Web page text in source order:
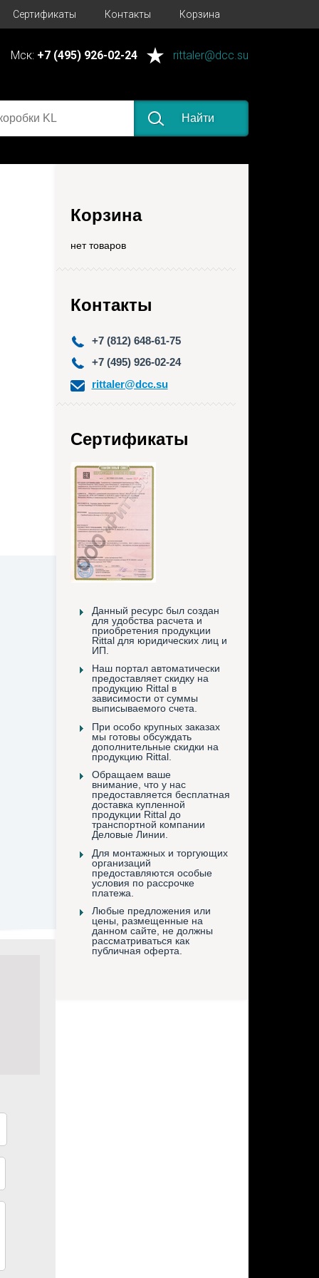
Сертификаты Контакты Корзина
Мск: +7 (495) 926-02-24 rittaler@dcc.su
Найти
Корзина
нет товаров
Контакты
+7 (812) 648-61-75
+7 (495) 926-02-24
rittaler@dcc.su
Сертификаты
Данный ресурс был создан
для удобства расчета и
приобретения продукции
Rittal для юридических лиц и
ИП.
Наш портал автоматически
предоставляет скидку на
продукцию Rittal в
зависимости от суммы
выписываемого счета.
При особо крупных заказах
мы готовы обсуждать
дополнительные скидки на
продукцию Rittal.
Обращаем ваше
внимание, что у нас
предоставляется бесплатная
доставка купленной
продукции Rittal до
транспортной компании
Деловые Линии.
Для монтажных и торгующих
организаций
предоставляются особые
условия по рассрочке
платежа.
Любые предложения или
цены, размещенные на
данном сайте, не должны
рассматриваться как
публичная оферта.